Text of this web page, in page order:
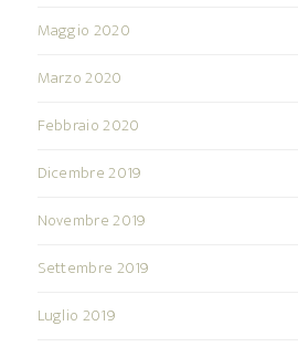
Maggio 2020
Marzo 2020
Febbraio 2020
Dicembre 2019
Novembre 2019
Settembre 2019
Luglio 2019